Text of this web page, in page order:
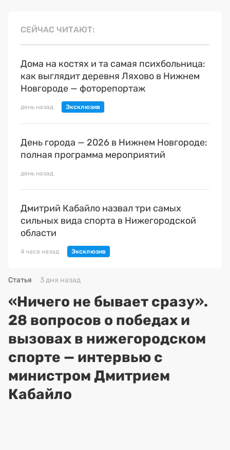
СЕЙЧАС ЧИТАЮТ
Дома на костях и та самая психбольница:
как выглядит деревня Ляхово в Нижнем
Новгороде — фоторепортаж
день назад
День города — 2026 в Нижнем Новгороде:
полная программа мероприятий
день назад
Дмитрий Кабайло назвал три самых
сильных вида спорта в Нижегородской
области
4 часа назад
Статья 3 дня назад
«Ничего не бывает сразу».
28 вопросов о победах и
вызовах в нижегородском
спорте — интервью с
министром Дмитрием
Кабайло